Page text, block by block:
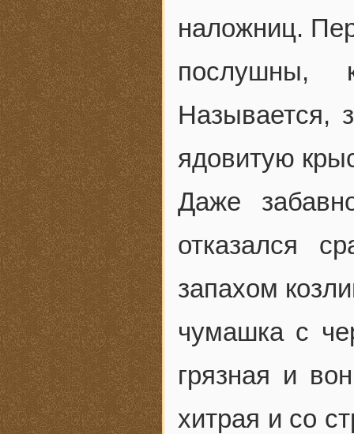
наложниц.
послушны,
Называется,
ядовитую
Даже
отказался
запахом
чумашка с
грязная и
хитрая и со